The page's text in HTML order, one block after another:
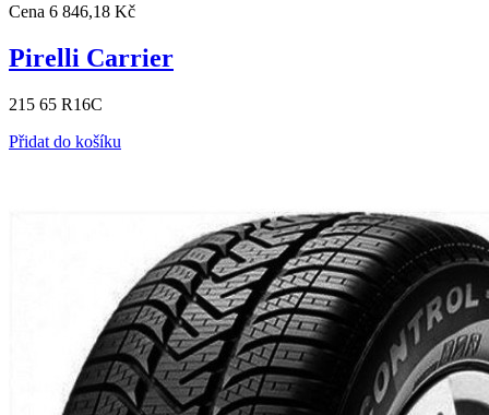
Cena 6 846,18 Kč
Pirelli Carrier
215 65 R16C
Přidat do košíku